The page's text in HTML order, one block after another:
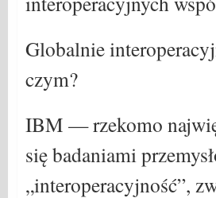
Globalnie
czym?
IBM — rzekomo
się badaniami
„interoperacyjność”,